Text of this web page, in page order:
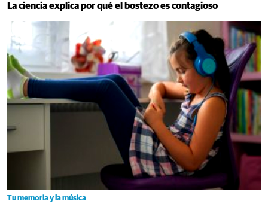
La ciencia explica por qué el bostezo es contagioso
Tu memoria y la música